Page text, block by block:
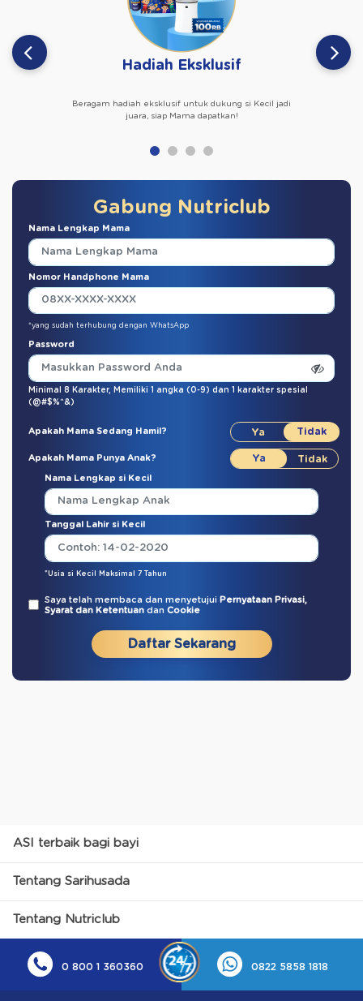
Hadiah Eksklusif
Beragam hadiah eksklusif untuk dukung si Kecil jadi
juara, siap Mama dapatkan!
Gabung Nutriclub
Nama Lengkap Mama
Nomor Handphone Mama
*yang sudah terhubung dengan WhatsApp
Password
Minimal 8 Karakter, Memiliki 1 angka (0-9) dan 1 karakter spesial
(@#$%^&)
Apakah Mama Sedang Hamil?
Apakah Mama Punya Anak?
Nama Lengkap si Kecil
Tanggal Lahir si Kecil
*Usia si Kecil Maksimal 7 Tahun
Saya telah membaca dan menyetujui Pernyataan Privasi,
Syarat dan Ketentuan dan Cookie
Daftar Sekarang
ASI terbaik bagi bayi
Tentang Sarihusada
Tentang Nutriclub
0 800 1 360360 0822 5858 1818